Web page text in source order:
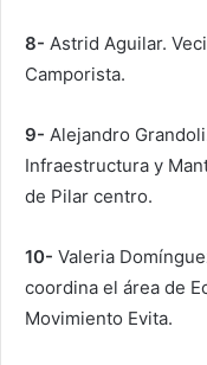
8- Astrid Aguilar.
Camporista.
9- Alejandro
Infraestructura y
de Pilar centro.
10- Valeria
coordina el área de
Movimiento Evita.